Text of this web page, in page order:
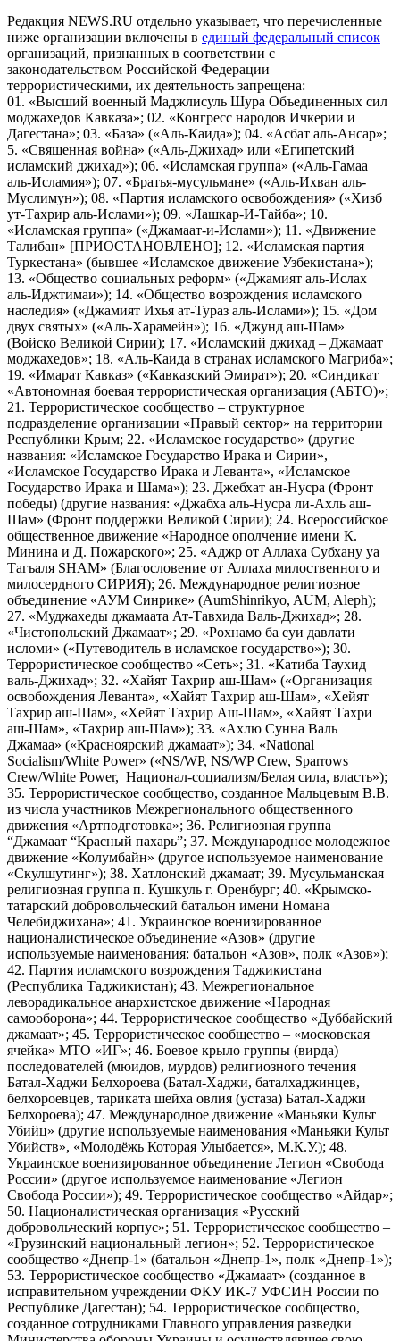
Редакция NEWS.RU отдельно указывает, что перечисленные
ниже организации включены в единый федеральный список
организаций, признанных в соответствии с
законодательством Российской Федерации
террористическими, их деятельность запрещена:
01. «Высший военный Маджлисуль Шура Объединенных сил
моджахедов Кавказа»; 02. «Конгресс народов Ичкерии и
Дагестана»; 03. «База» («Аль-Каида»); 04. «Асбат аль-Ансар»;
5. «Священная война» («Аль-Джихад» или «Египетский
исламский джихад»); 06. «Исламская группа» («Аль-Гамаа
аль-Исламия»); 07. «Братья-мусульмане» («Аль-Ихван аль-
Муслимун»); 08. «Партия исламского освобождения» («Хизб
ут-Тахрир аль-Ислами»); 09. «Лашкар-И-Тайба»; 10.
«Исламская группа» («Джамаат-и-Ислами»); 11. «Движение
Талибан» [ПРИОСТАНОВЛЕНО]; 12. «Исламская партия
Туркестана» (бывшее «Исламское движение Узбекистана»);
13. «Общество социальных реформ» («Джамият аль-Ислах
аль-Иджтимаи»); 14. «Общество возрождения исламского
наследия» («Джамият Ихья ат-Тураз аль-Ислами»); 15. «Дом
двух святых» («Аль-Харамейн»); 16. «Джунд аш-Шам»
(Войско Великой Сирии); 17. «Исламский джихад – Джамаат
моджахедов»; 18. «Аль-Каида в странах исламского Магриба»;
19. «Имарат Кавказ» («Кавказский Эмират»); 20. «Синдикат
«Автономная боевая террористическая организация (АБТО)»;
21. Террористическое сообщество – структурное
подразделение организации «Правый сектор» на территории
Республики Крым; 22. «Исламское государство» (другие
названия: «Исламское Государство Ирака и Сирии»,
«Исламское Государство Ирака и Леванта», «Исламское
Государство Ирака и Шама»); 23. Джебхат ан-Нусра (Фронт
победы) (другие названия: «Джабха аль-Нусра ли-Ахль аш-
Шам» (Фронт поддержки Великой Сирии); 24. Всероссийское
общественное движение «Народное ополчение имени К.
Минина и Д. Пожарского»; 25. «Аджр от Аллаха Субхану уа
Тагьаля SHAM» (Благословение от Аллаха милоственного и
милосердного СИРИЯ); 26. Международное религиозное
объединение «АУМ Синрике» (AumShinrikyo, AUM, Aleph);
27. «Муджахеды джамаата Ат-Тавхида Валь-Джихад»; 28.
«Чистопольский Джамаат»; 29. «Рохнамо ба суи давлати
исломи» («Путеводитель в исламское государство»); 30.
Террористическое сообщество «Сеть»; 31. «Катиба Таухид
валь-Джихад»; 32. «Хайят Тахрир аш-Шам» («Организация
освобождения Леванта», «Хайят Тахрир аш-Шам», «Хейят
Тахрир аш-Шам», «Хейят Тахрир Аш-Шам», «Хайят Тахри
аш-Шам», «Тахрир аш-Шам»); 33. «Ахлю Сунна Валь
Джамаа» («Красноярский джамаат»); 34. «National
Socialism/White Power» («NS/WP, NS/WP Crew, Sparrows
Crew/White Power, Национал-социализм/Белая сила, власть»);
35. Террористическое сообщество, созданное Мальцевым В.В.
из числа участников Межрегионального общественного
движения «Артподготовка»; 36. Религиозная группа
“Джамаат “Красный пахарь”; 37. Международное молодежное
движение «Колумбайн» (другое используемое наименование
«Скулшутинг»); 38. Хатлонский джамаат; 39. Мусульманская
религиозная группа п. Кушкуль г. Оренбург; 40. «Крымско-
татарский добровольческий батальон имени Номана
Челебиджихана»; 41. Украинское военизированное
националистическое объединение «Азов» (другие
используемые наименования: батальон «Азов», полк «Азов»);
42. Партия исламского возрождения Таджикистана
(Республика Таджикистан); 43. Межрегиональное
леворадикальное анархистское движение «Народная
самооборона»; 44. Террористическое сообщество «Дуббайский
джамаат»; 45. Террористическое сообщество – «московская
ячейка» МТО «ИГ»; 46. Боевое крыло группы (вирда)
последователей (мюидов, мурдов) религиозного течения
Батал-Хаджи Белхороева (Батал-Хаджи, баталхаджинцев,
белхороевцев, тариката шейха овлия (устаза) Батал-Хаджи
Белхороева); 47. Международное движение «Маньяки Культ
Убийц» (другие используемые наименования «Маньяки Культ
Убийств», «Молодёжь Которая Улыбается», М.К.У.); 48.
Украинское военизированное объединение Легион «Свобода
России» (другое используемое наименование «Легион
Свобода России»); 49. Террористическое сообщество «Айдар»;
50. Националистическая организация «Русский
добровольческий корпус»; 51. Террористическое сообщество –
«Грузинский национальный легион»; 52. Террористическое
сообщество «Днепр-1» (батальон «Днепр-1», полк «Днепр-1»);
53. Террористическое сообщество «Джамаат» (созданное в
исправительном учреждении ФКУ ИК-7 УФСИН России по
Республике Дагестан); 54. Террористическое сообщество,
созданное сотрудниками Главного управления разведки